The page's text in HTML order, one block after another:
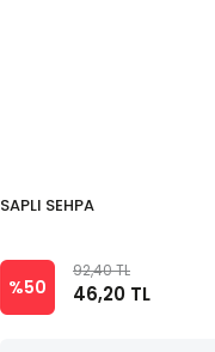
SAPLI SEHPA
%50
92,40 TL
46,20 TL